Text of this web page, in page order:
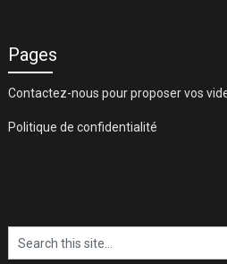
Pages
Contactez-nous pour proposer vos
Politique de confidentialité